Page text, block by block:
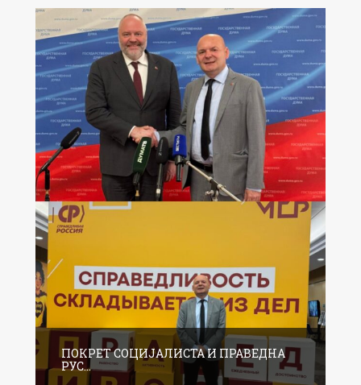
ПОКРЕТ СОЦИЈАЛИСТА И ПРАВЕДНА
РУС...